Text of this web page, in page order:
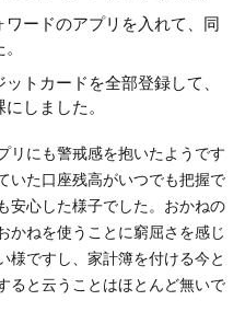
ードのアプリを入れて、同
トカードを全部登録して、
しました。
リにも警戒感を抱いたようです
いた口座残高がいつでも把握で
安心した様子でした。おかねの
かねを使うことに窮屈さを感じ
様ですし、家計簿を付ける今と
ると云うことはほとんど無いで